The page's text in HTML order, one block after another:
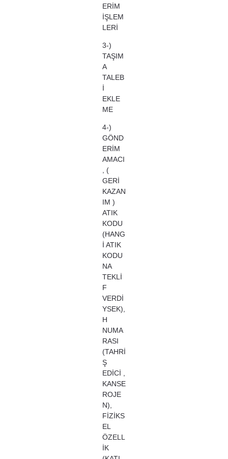
ERİM
İŞLEM
LERİ
3-)
TAŞIM
A
TALEB
İ
EKLE
ME
4-)
GÖND
ERİM
AMACI
, (
GERİ
KAZAN
IM )
ATIK
KODU
(HANG
İ ATIK
KODU
NA
TEKLİ
F
VERDİ
YSEK),
H
NUMA
RASI
(TAHRİ
Ş
EDİCİ ,
KANSE
ROJE
N),
FİZİKS
EL
ÖZELL
İK